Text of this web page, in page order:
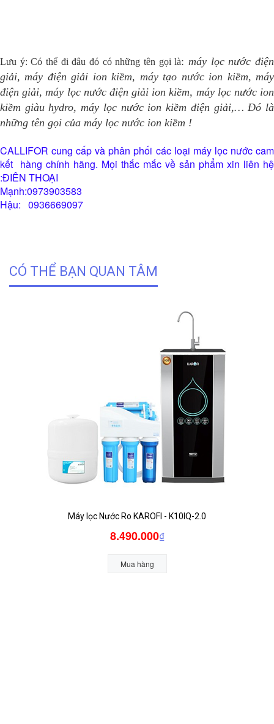
Lưu ý: Có thể đi đâu đó có những tên gọi là: máy lọc nước điện
giải, máy điện giải ion kiềm, máy tạo nước ion kiềm, máy
điện giải, máy lọc nước điện giải ion kiềm, máy lọc nước ion
kiềm giàu hydro, máy lọc nước ion kiềm điện giải,… Đó là
những tên gọi của máy lọc nước ion kiềm !
CALLIFOR cung cấp và phân phối các loại máy lọc nước cam
kết hàng chính hãng. Mọi thắc mắc về sản phẩm xin liên hệ
:ĐIÊN THOẠI
Mạnh:0973903583
Hậu: 0936669097
CÓ THỂ BẠN QUAN TÂM
Máy lọc Nước Ro KAROFI - K10IQ-2.0
8.490.000₫
Mua hàng